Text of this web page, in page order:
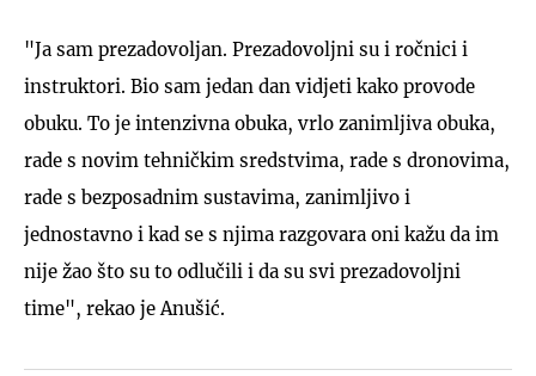
"Ja sam prezadovoljan. Prezadovoljni su i ročnici i
instruktori. Bio sam jedan dan vidjeti kako provode
obuku. To je intenzivna obuka, vrlo zanimljiva obuka,
rade s novim tehničkim sredstvima, rade s dronovima,
rade s bezposadnim sustavima, zanimljivo i
jednostavno i kad se s njima razgovara oni kažu da im
nije žao što su to odlučili i da su svi prezadovoljni
time", rekao je Anušić.